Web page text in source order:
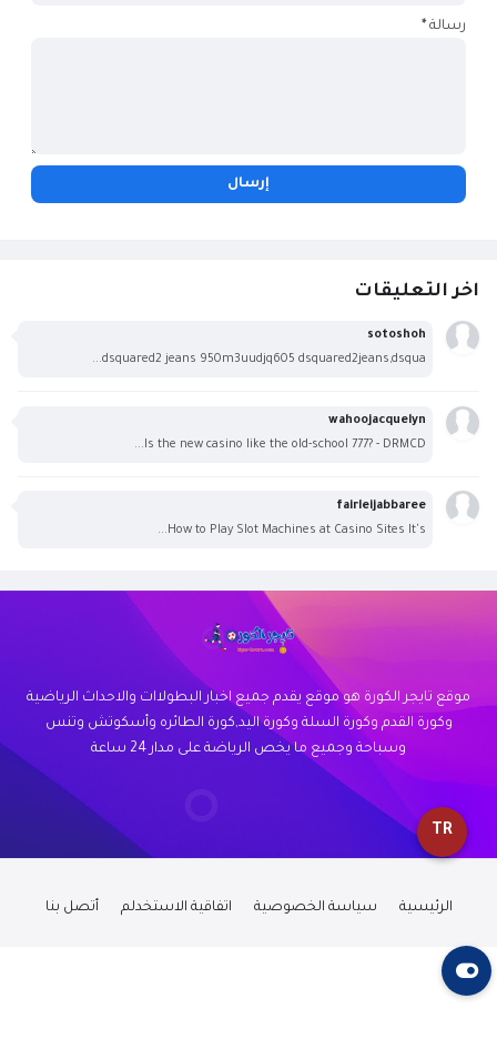
رسالة*
اخر التعليقات
sotoshoh
dsquared2 jeans 950m3uudjq605 dsquared2jeans,dsqua...
wahoojacquelyn
Is the new casino like the old-school 777? - DRMCD...
fairleijabbaree
How to Play Slot Machines at Casino Sites It's...
موقع تايجر الكورة هو موقع يقدم جميع اخبار البطولاات والاحداث الرياضية
وكورة القدم وكورة السلة وكورة اليد,كورة الطائره وأسكوتش وتنس
وسباحة وجميع ما يخص الرياضة على مدار 24 ساعة
TR
الرئيسية سياسة الخصوصية اتفاقية الاستخدلم أتصل بنا